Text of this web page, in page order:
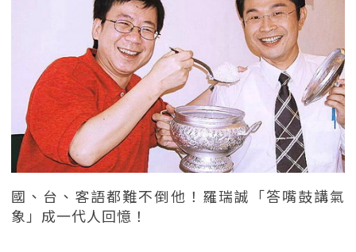
國、台、客語都難不倒他！羅瑞誠「答嘴鼓講氣
象」成一代人回憶！